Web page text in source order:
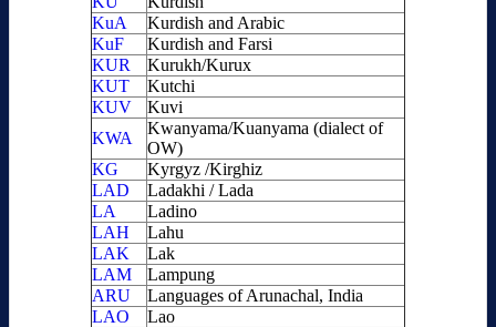
KuA
Kurdish and Arabic
KuF
Kurdish and Farsi
KUR
Kurukh/Kurux
KUT
Kutchi
KUV
Kuvi
KWA
Kwanyama/Kuanyama (dialect of
OW)
KG
Kyrgyz /Kirghiz
LAD
Ladakhi / Lada
LA
Ladino
LAH
Lahu
LAK
Lak
LAM
Lampung
ARU
Languages of Arunachal, India
LAO
Lao